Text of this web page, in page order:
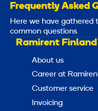
Frequently Asked
Here we have gathered
common questions
Ramirent Finland
About us
Career at
Customer service
Invoicing